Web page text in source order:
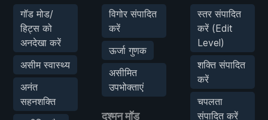
गॉड मोड/
हिट्स को
अनदेखा करें
असीम स्वास्थ्य
अनंत
सहनशक्ति
विगोर संपादित
करें
ऊर्जा गुणक
असीमित
उपभोक्ताएं
दुश्मन मॉड
स्तर संपादित
करें (Edit
Level)
शक्ति संपादित
करें
चपलता
संपादित करें